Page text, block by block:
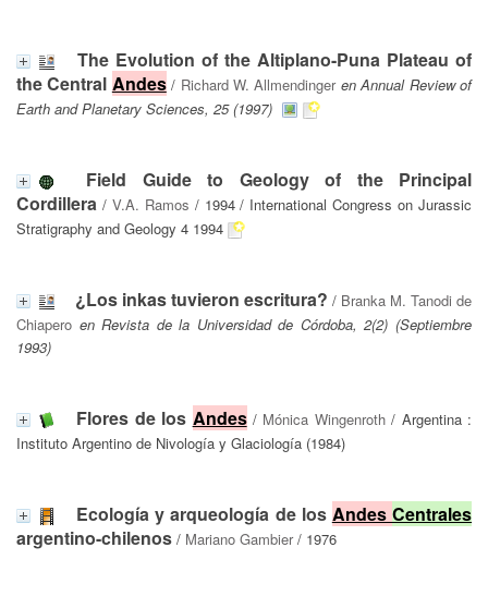
The Evolution of the Altiplano-Puna Plateau of
the Central Andes/ Richard W. Allmendinger en Annual Review of
Earth and Planetary Sciences, 25 (1997)
Field Guide to Geology of the Principal
Cordillera / V.A. Ramos / 1994 / International Congress on Jurassic
Stratigraphy and Geology 4 1994
¿Los inkas tuvieron escritura? / Branka M. Tanodi de
Chiapero en Revista de la Universidad de Córdoba, 2(2) (Septiembre
1993)
Flores de los Andes/ Mónica Wingenroth/ Argentina :
Instituto Argentino de Nivología y Glaciología (1984)
Ecología y arqueología de los AndesCentrales
argentino-chilenos / Mariano Gambier/ 1976